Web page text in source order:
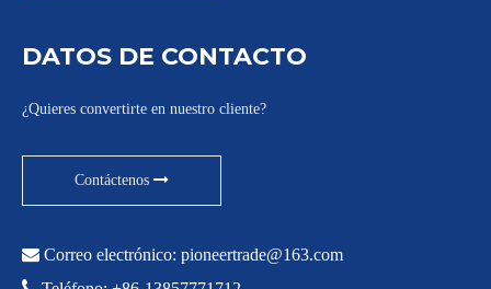
DATOS DE CONTACTO
¿Quieres convertirte en nuestro cliente?
Contáctenos
 Correo electrónico: pioneertrade@163.com